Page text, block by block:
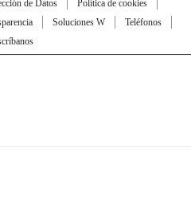
de Datos
Política de cookies
Soluciones W
Teléfonos